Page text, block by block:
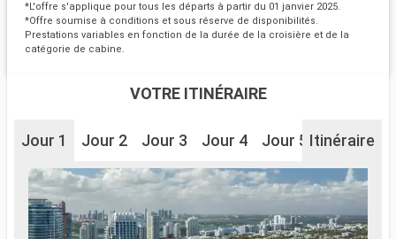
*L'offre s'applique pour tous les départs à partir du 01 janvier 2025.
*Offre soumise à conditions et sous réserve de disponibilités.
Prestations variables en fonction de la durée de la croisière et de la
catégorie de cabine.
VOTRE ITINÉRAIRE
Jour 1 Jour 2 Jour 3 Jour 4 Jour 5 Jour 6
Itinéraire